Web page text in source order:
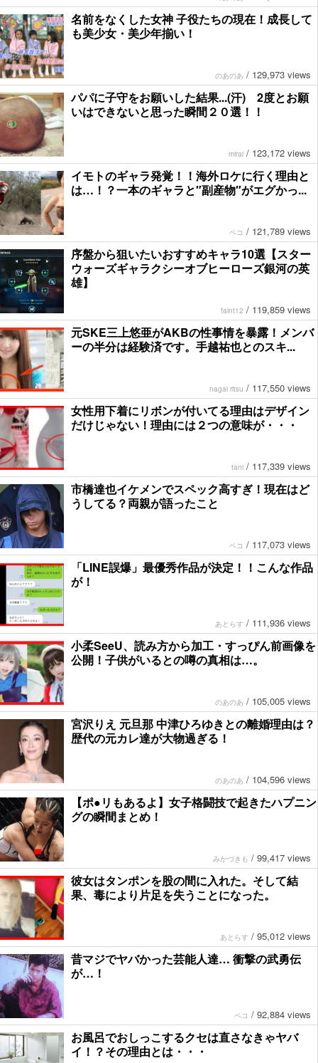
名前をなくした女神 子役たちの現在！成長して
も美少女・美少年揃い！
のあのあ / 129,973 views
パパに子守をお願いした結果...(汗) 2度とお願
いはできないと思った瞬間２０選！！
mirai / 123,172 views
イモトのギャラ発覚！！海外ロケに行く理由と
は…！？一本のギャラと″副産物″がエグかっ...
ペコ / 121,789 views
序盤から狙いたいおすすめキャラ10選【スター
ウォーズギャラクシーオブヒーローズ銀河の英
雄】
faint12 / 119,859 views
元SKE三上悠亜がAKBの性事情を暴露！メンバ
ーの半分は経験済です。手越祐也とのスキ...
nagai ritsu / 117,550 views
女性用下着にリボンが付いてる理由はデザイン
だけじゃない！理由には２つの意味が・・・
tani / 117,339 views
市橋達也イケメンでスペック高すぎ！現在はど
うしてる？両親が語ったこと
ペコ / 117,073 views
「LINE誤爆」最優秀作品が決定！！こんな作品
が！
あとらす / 111,936 views
小柔SeeU、読み方から加工・すっぴん前画像を
公開！子供がいるとの噂の真相は…。
のあのあ / 105,005 views
宮沢りえ 元旦那 中津ひろゆきとの離婚理由は？
歴代の元カレ達が大物過ぎる！
のあのあ / 104,596 views
【ポ●リもあるよ】女子格闘技で起きたハプニン
グの瞬間まとめ！
みかづきも / 99,417 views
彼女はタンポンを股の間に入れた。そして結
果、毒により片足を失うことになった。
あとらす / 95,012 views
昔マジでヤバかった芸能人達… 衝撃の武勇伝
が…！
ペコ / 92,884 views
お風呂でおしっこするクセは直さなきゃヤバ
イ！？その理由とは・・・